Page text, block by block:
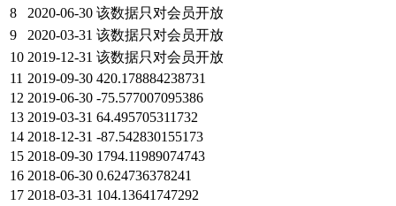
8
2020-06-30 该数据只对会员开放
9
2020-03-31 该数据只对会员开放
10 2019-12-31 该数据只对会员开放
11 2019-09-30 420.178884238731
12 2019-06-30 -75.577007095386
13 2019-03-31 64.495705311732
14 2018-12-31 -87.542830155173
15 2018-09-30 1794.11989074743
16 2018-06-30 0.624736378241
17 2018-03-31 104.13641747292